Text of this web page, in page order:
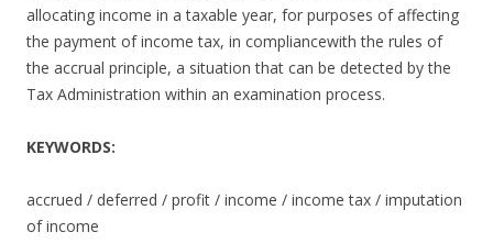
allocating income in a taxable year, for purposes of affecting
the payment of income tax, in compliancewith the rules of
the accrual principle, a situation that can be detected by the
Tax Administration within an examination process.
KEYWORDS:
accrued / deferred / profit / income / income tax / imputation
of income